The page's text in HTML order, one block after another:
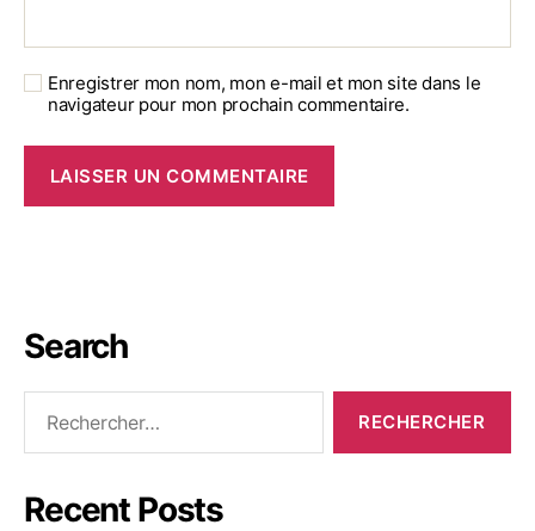
Enregistrer mon nom, mon e-mail et mon site dans le
navigateur pour mon prochain commentaire.
Search
Recent Posts